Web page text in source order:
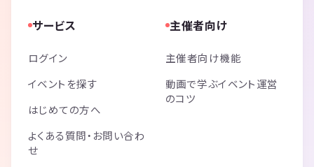
サービス
ログイン
イベントを探す
はじめての方へ
よくある質問・お問い合わ
せ
主催者向け
主催者向け機能
動画で学ぶイベント運営
のコツ